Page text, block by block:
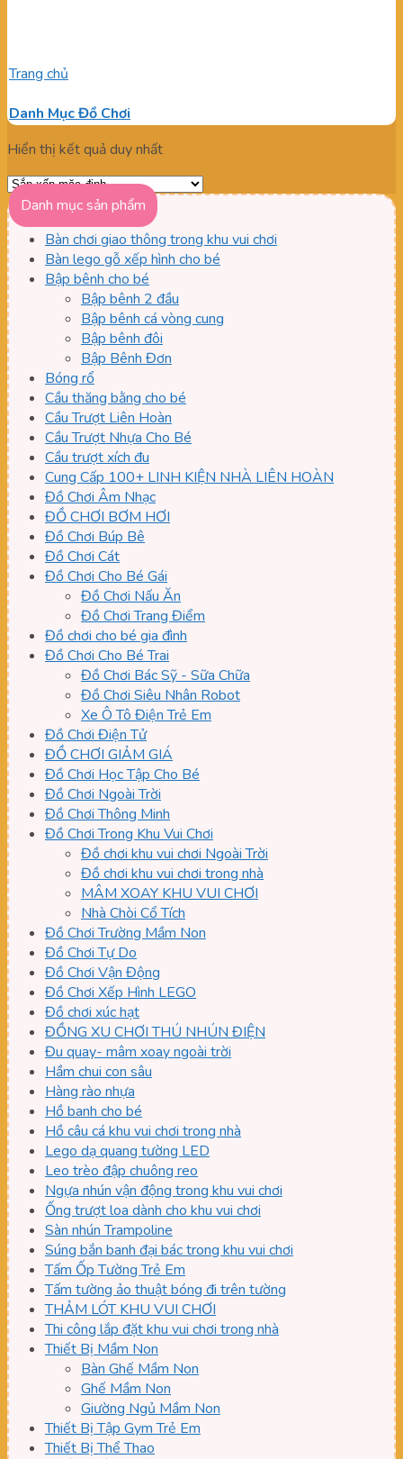
Trang chủ
Danh Mục Đồ Chơi
Hiển thị kết quả duy nhất
Danh mục sản phẩm
Bàn chơi giao thông trong khu vui chơi
Bàn lego gỗ xếp hình cho bé
Bập bênh cho bé
Bập bênh 2 đầu
Bập bênh cá vòng cung
Bập bênh đôi
Bập Bênh Đơn
Bóng rổ
Cầu thăng bằng cho bé
Cầu Trượt Liên Hoàn
Cầu Trượt Nhựa Cho Bé
Cầu trượt xích đu
Cung Cấp 100+ LINH KIỆN NHÀ LIÊN HOÀN
Đồ Chơi Âm Nhạc
ĐỒ CHƠI BƠM HƠI
Đồ Chơi Búp Bê
Đồ Chơi Cát
Đồ Chơi Cho Bé Gái
Đồ Chơi Nấu Ăn
Đồ Chơi Trang Điểm
Đồ chơi cho bé gia đình
Đồ Chơi Cho Bé Trai
Đồ Chơi Bác Sỹ - Sữa Chữa
Đồ Chơi Siêu Nhân Robot
Xe Ô Tô Điện Trẻ Em
Đồ Chơi Điện Tử
ĐỒ CHƠI GIẢM GIÁ
Đồ Chơi Học Tập Cho Bé
Đồ Chơi Ngoài Trời
Đồ Chơi Thông Minh
Đồ Chơi Trong Khu Vui Chơi
Đồ chơi khu vui chơi Ngoài Trời
Đồ chơi khu vui chơi trong nhà
MÂM XOAY KHU VUI CHƠI
Nhà Chòi Cổ Tích
Đồ Chơi Trường Mầm Non
Đồ Chơi Tự Do
Đồ Chơi Vận Động
Đồ Chơi Xếp Hình LEGO
Đồ chơi xúc hạt
ĐỒNG XU CHƠI THÚ NHÚN ĐIỆN
Đu quay- mâm xoay ngoài trời
Hầm chui con sâu
Hàng rào nhựa
Hồ banh cho bé
Hồ câu cá khu vui chơi trong nhà
Lego dạ quang tường LED
Leo trèo đập chuông reo
Ngựa nhún vận động trong khu vui chơi
Ống trượt loa dành cho khu vui chơi
Sàn nhún Trampoline
Súng bắn banh đại bác trong khu vui chơi
Tấm Ốp Tường Trẻ Em
Tấm tường ảo thuật bóng đi trên tường
THẢM LÓT KHU VUI CHƠI
Thi công lắp đặt khu vui chơi trong nhà
Thiết Bị Mầm Non
Bàn Ghế Mầm Non
Ghế Mầm Non
Giường Ngủ Mầm Non
Thiết Bị Tập Gym Trẻ Em
Thiết Bị Thể Thao